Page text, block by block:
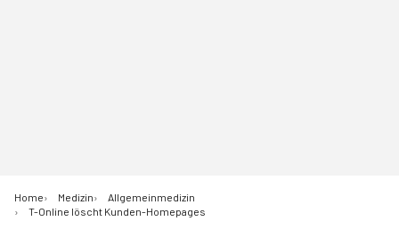
Home Medizin
Allgemeinmedizin
T-Online löscht Kunden-Homepages